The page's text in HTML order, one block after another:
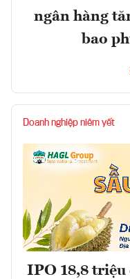
ngân hàng
bao
Doanh nghiệp niêm yết
IPO 18,8